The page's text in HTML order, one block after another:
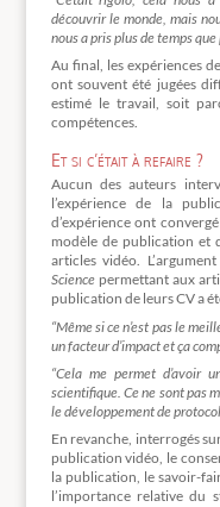
découvrir le monde, mais
nous a pris plus de temps que
Au final, les expériences
ont souvent été jugées
estimé le travail, soit
compétences.
Et si c’était à refaire ?
Aucun des auteurs
l’expérience de la
d’expérience ont
modèle de publication et
articles vidéo.
Sciencepermettant aux
publication de leurs CV a
“Même si ce n’est pas le
un facteur d’impact et ça
“Cela me permet d’avoir
scientifique. Ce ne sont pas
le développement de
En revanche, interrogés
publication vidéo, le
la publication, le savoir-
l’importance relative du